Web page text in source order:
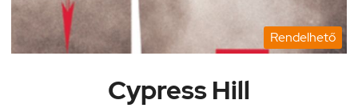
Rendelhető
Cypress Hill